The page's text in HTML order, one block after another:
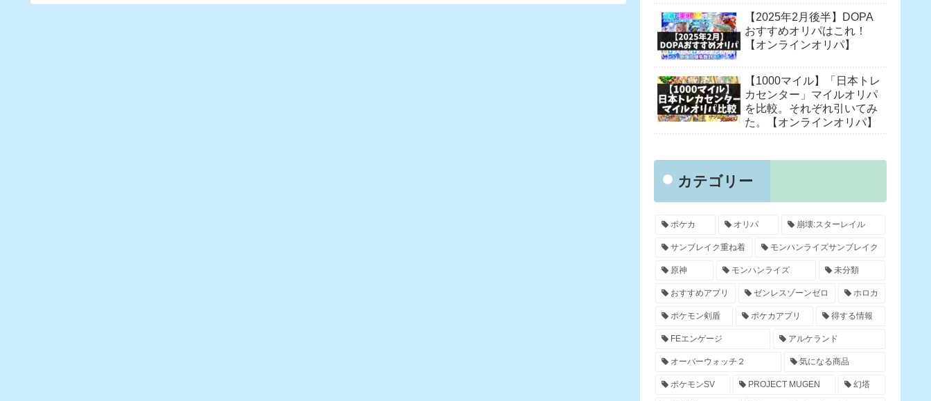
【2025年2月後半】DOPA
おすすめオリパはこれ！
【オンラインオリパ】
【1000マイル】「日本トレ
カセンター」マイルオリパ
を比較。それぞれ引いてみ
た。【オンラインオリパ】
カテゴリー
ポケカ オリパ 崩壊:スターレイル
サンブレイク重ね着 モンハンライズサンブレイク
原神 モンハンライズ 未分類
おすすめアプリ ゼンレスゾーンゼロ ホロカ
ポケモン剣盾 ポケカアプリ 得する情報
FEエンゲージ アルケランド
オーバーウォッチ２ 気になる商品
ポケモンSV PROJECT MUGEN 幻塔